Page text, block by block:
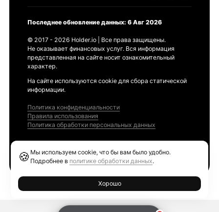
Последнее обновление данных: 6 Авг 2026
© 2017 - 2026 Holder.io | Все права защищены.
Не оказывает финансовых услуг. Вся информация
представленная на сайте носит ознакомительный
характер.
На сайте используются cookie для сбора статической
информации.
Политика конфиденциальности
Правила использования
Политика обработки персональных данных
🍪 Мы используем cookie, что бы вам было удобно.
Подробнее в политике обработки данных.
Хорошо
Ethereum GAS Tracker